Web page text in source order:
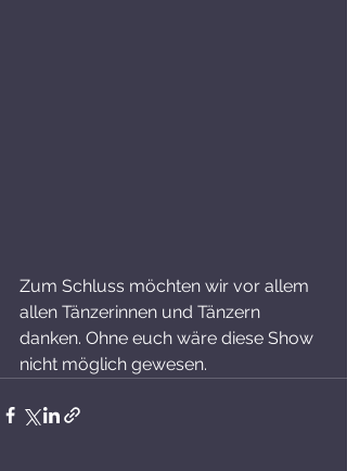
Zum Schluss möchten wir vor allem
allen Tänzerinnen und Tänzern
danken. Ohne euch wäre diese Show
nicht möglich gewesen.